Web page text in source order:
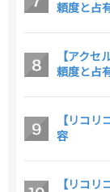
頼度と占
【アクセ
頼度と占
【リコリ
容
【リコリ